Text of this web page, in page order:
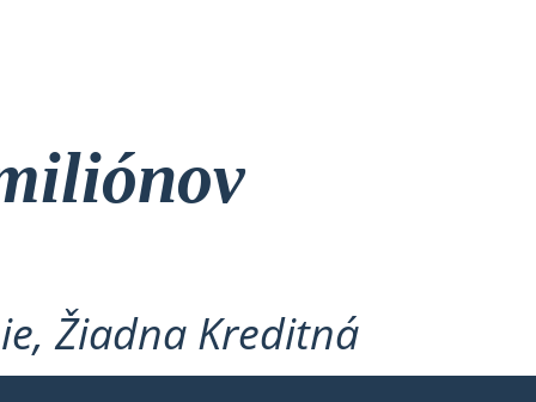
Žiadna Kreditná